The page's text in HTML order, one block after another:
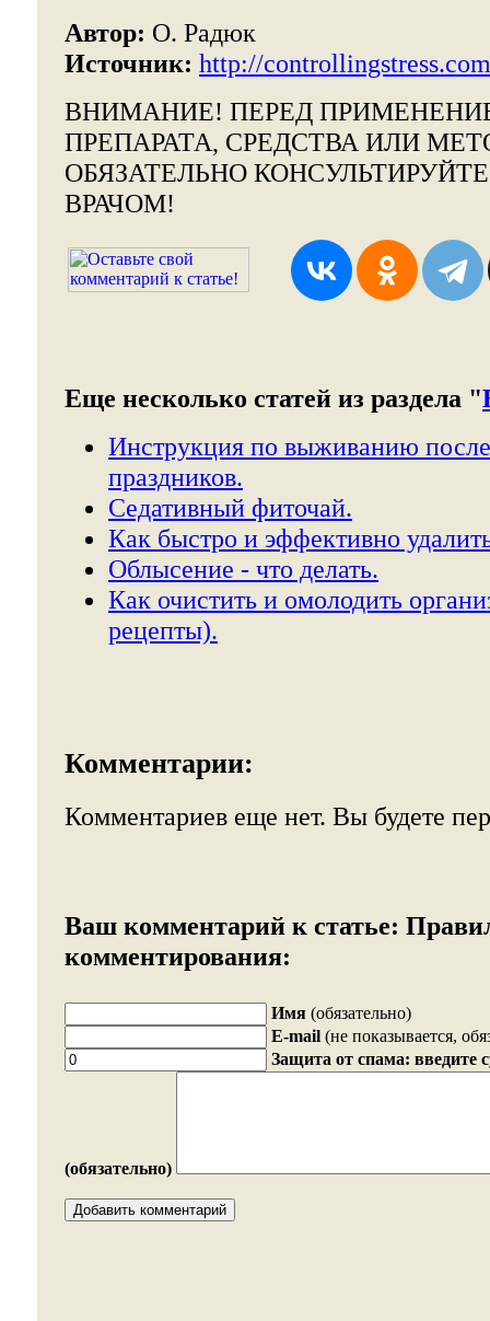
Автор: О. Радюк
Источник: http://
ВНИМАНИЕ! ПЕРЕД
ПРЕПАРАТА, СРЕДСТВА ИЛИ
ОБЯЗАТЕЛЬНО
ВРАЧОМ!
Еще несколько статей из раздела "
Инструкция по выживанию
праздников.
Седативный фиточай.
Как быстро и эффективно
Облысение - что делать.
Как очистить и омолодить
рецепты).
Комментарии:
Комментариев еще нет. Вы будете
Ваш комментарий к статье:
комментирования:
Имя (обязательно)
E-mail (не показывается,
Защита от спама: введите
(обязательно)